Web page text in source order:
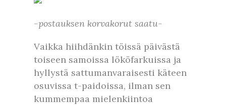
-postauksen korvakorut saatu-
Vaikka hiihdänkin töissä päivästä
toiseen samoissa lököfarkuissa ja
hyllystä sattumanvaraisesti käteen
osuvissa t-paidoissa, ilman sen
kummempaa mielenkiintoa